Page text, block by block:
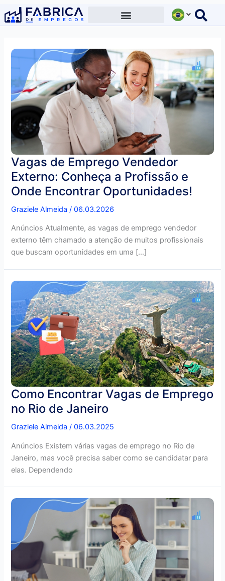
para
Vagas de Emprego Vendedor
Externo: Conheça a Profissão e
Onde Encontrar Oportunidades!
Graziele Almeida/06.03.2026
Anúncios Atualmente, as vagas de emprego vendedor
externo têm chamado a atenção de muitos profissionais
que buscam oportunidades em uma […]
Como Encontrar Vagas de Emprego
no Rio de Janeiro
Graziele Almeida/06.03.2025
Anúncios Existem várias vagas de emprego no Rio de
Janeiro, mas você precisa saber como se candidatar para
elas. Dependendo